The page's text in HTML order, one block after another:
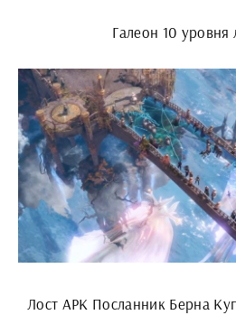
Галеон 10 уровня
Лост АРК Посланник Берна